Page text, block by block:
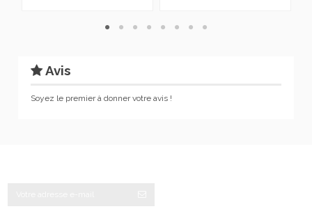
Avis
Soyez le premier à donner votre avis !